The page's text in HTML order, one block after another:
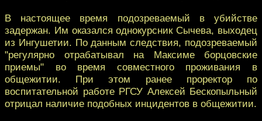
В настоящее время подозреваемый в убийстве
задержан. Им оказался однокурсник Сычева, выходец
из Ингушетии. По данным следствия, подозреваемый
"регулярно отрабатывал на Максиме борцовские
приемы" во время совместного проживания в
общежитии. При этом ранее проректор по
воспитательной работе РГСУ Алексей Бескопыльный
отрицал наличие подобных инцидентов в общежитии.